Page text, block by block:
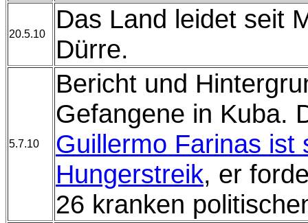
20.5.10
Das Land leidet seit
Dürre.
5.7.10
Bericht und
Gefangene in Kuba.
Guillermo Farinas ist
Hungerstreik, er
26 kranken